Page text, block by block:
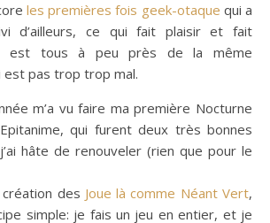
les premières fois geek-otaque qui a
d’ailleurs, ce qui fait plaisir et fait
est tous à peu près de la même
est pas trop trop mal.
m’a vu faire ma première Nocturne
qui furent deux très bonnes
hâte de renouveler (rien que pour le
des Joue là comme Néant Vert,
simple: je fais un jeu en entier, et je